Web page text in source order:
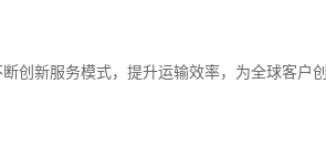
创新服务模式，提升运输效率，为全球客户